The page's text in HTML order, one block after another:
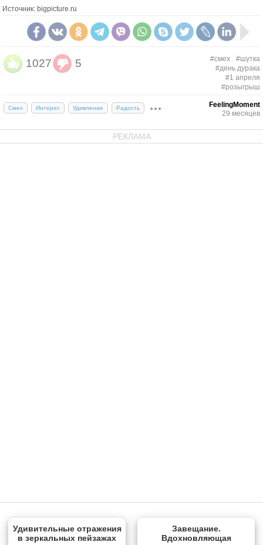
Источник: bigpicture.ru
1027 5 #смех
#шутка
#день дурака
#1 апреля
#розыгрыш
Смех Интерес Удивление Радость
FeelingMoment
29 месяцев
РЕКЛАМА
Удивительные отражения
в зеркальных пейзажах
Завещание.
Вдохновляющая